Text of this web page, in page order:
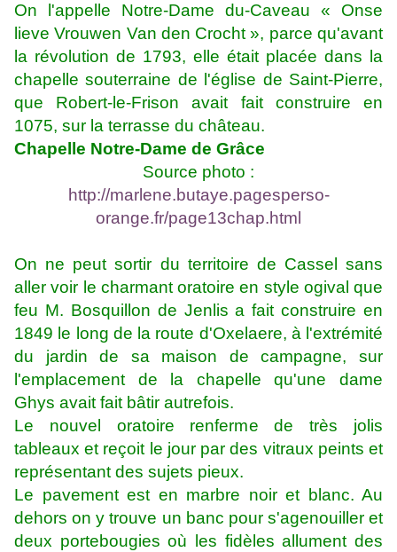
On l'appelle Notre-Dame du-Caveau « Onse
lieve Vrouwen Van den Crocht », parce qu'avant
la révolution de 1793, elle était placée dans la
chapelle souterraine de l'église de Saint-Pierre,
que Robert-le-Frison avait fait construire en
1075, sur la terrasse du château.
Chapelle Notre-Dame de Grâce
Source photo :
http://marlene.butaye.pagesperso-
orange.fr/page13chap.html
On ne peut sortir du territoire de Cassel sans
aller voir le charmant oratoire en style ogival que
feu M. Bosquillon de Jenlis a fait construire en
1849 le long de la route d'Oxelaere, à l'extrémité
du jardin de sa maison de campagne, sur
l'emplacement de la chapelle qu'une dame
Ghys avait fait bâtir autrefois.
Le nouvel oratoire renferme de très jolis
tableaux et reçoit le jour par des vitraux peints et
représentant des sujets pieux.
Le pavement est en marbre noir et blanc. Au
dehors on y trouve un banc pour s'agenouiller et
deux portebougies où les fidèles allument des